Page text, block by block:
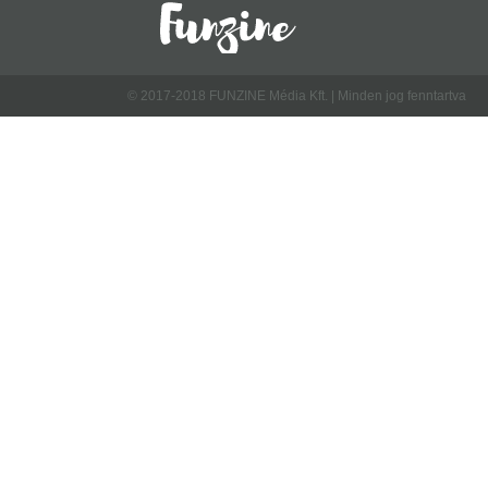
© 2017-2018 FUNZINE Média Kft. | Minden jog fenntartva